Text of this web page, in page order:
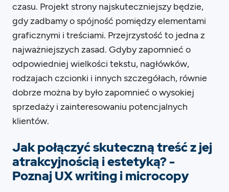
czasu. Projekt strony najskuteczniejszy będzie,
gdy zadbamy o spójność pomiędzy elementami
graficznymi i treściami. Przejrzystość to jedna z
najważniejszych zasad. Gdyby zapomnieć o
odpowiedniej wielkości tekstu, nagłówków,
rodzajach czcionki i innych szczegółach, równie
dobrze można by było zapomnieć o wysokiej
sprzedaży i zainteresowaniu potencjalnych
klientów.
Jak połączyć skuteczną treść z jej
atrakcyjnością i estetyką? -
Poznaj UX writing i microcopy